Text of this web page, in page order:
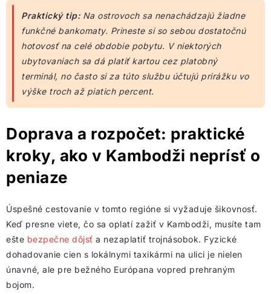
Praktický tip:Na ostrovoch sa nenachádzajú žiadne
funkčné bankomaty. Prineste si so sebou dostatočnú
hotovosť na celé obdobie pobytu. V niektorých
ubytovaniach sa dá platiť kartou cez platobný
terminál, no často si za túto službu účtujú prirážku vo
výške troch až piatich percent.
Doprava a rozpočet: praktické
kroky, ako v Kambodži neprísť o
peniaze
Úspešné cestovanie v tomto regióne si vyžaduje šikovnosť.
Keď presne viete, čo sa oplatí zažiť v Kambodži, musíte tam
ešte bezpečne dôjsť a nezaplatiť trojnásobok. Fyzické
dohadovanie cien s lokálnymi taxikármi na ulici je nielen
únavné, ale pre bežného Európana vopred prehraným
bojom.